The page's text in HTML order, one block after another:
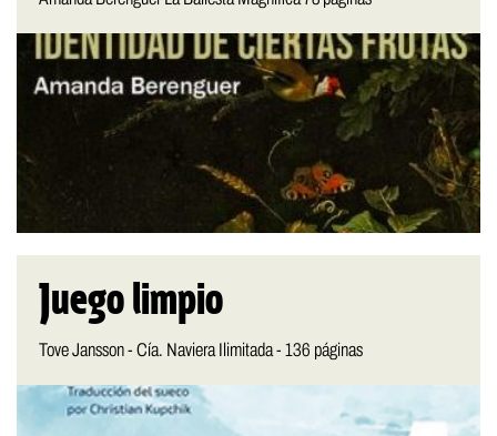
Juego limpio
Tove Jansson - Cía. Naviera Ilimitada - 136 páginas